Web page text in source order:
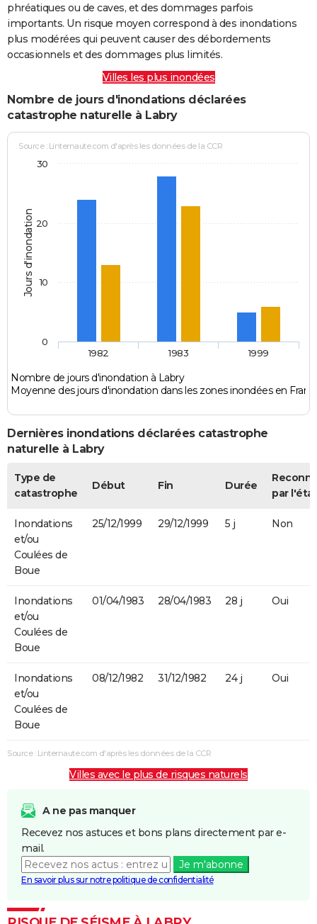
phréatiques ou de caves, et des dommages parfois
importants. Un risque moyen correspond à des inondations
plus modérées qui peuvent causer des débordements
occasionnels et des dommages plus limités.
Villes les plus inondées
Nombre de jours d'inondations déclarées
catastrophe naturelle à Labry
Jours d'inondation
Source : Linternaute.com d'après les données de la CCR
Nombre de jours d'inondation à Labry
Moyenne des jours d'inondation dans les zones inondées en
1982 1983 1999
0
10
20
30
Dernières inondations déclarées catastrophe
naturelle à Labry
Type de
catastrophe
Début Fin Durée
par l'état
Inondations
et/ou
Coulées de
Boue
25/12/1999 29/12/1999 5 j Non
Inondations
et/ou
Coulées de
Boue
01/04/1983 28/04/1983 28 j Oui
Inondations
et/ou
Coulées de
Boue
08/12/1982 31/12/1982 24 j Oui
Source : Linternaute.com d'après les données de la CCR
Villes avec le plus de risques naturels
A ne pas manquer
Recevez nos astuces et bons plans directement par e-
mail.
Je m'abonne
En savoir plus sur notre politique de confidentialité